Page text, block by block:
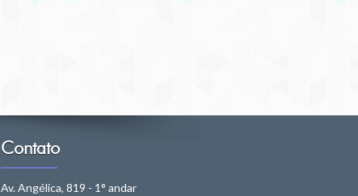
Contato
Av. Angélica, 819 - 1° andar